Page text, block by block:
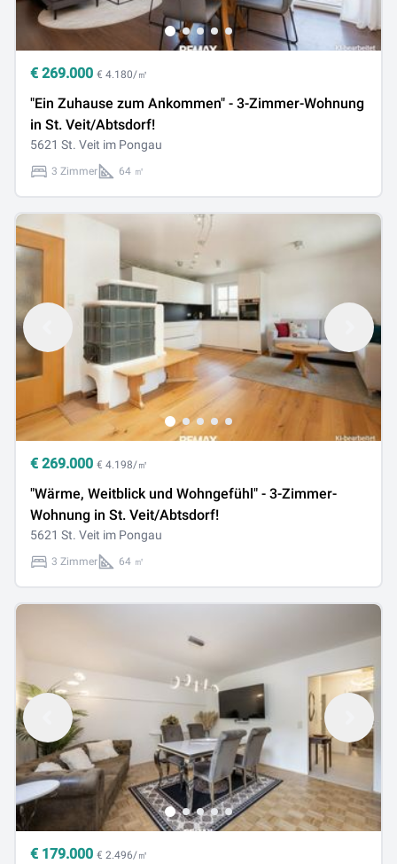
€ 269.000 € 4.180/㎡
"Ein Zuhause zum Ankommen" - 3-Zimmer-Wohnung
in St. Veit/Abtsdorf!
5621 St. Veit im Pongau
3 Zimmer 64 ㎡
€ 269.000 € 4.198/㎡
"Wärme, Weitblick und Wohngefühl" - 3-Zimmer-
Wohnung in St. Veit/Abtsdorf!
5621 St. Veit im Pongau
3 Zimmer 64 ㎡
€ 179.000 € 2.496/㎡